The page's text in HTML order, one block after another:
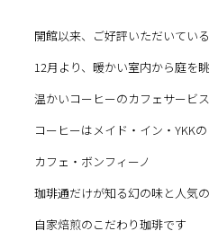
開館以来、ご好評いただいてい
12月より、暖かい室内から庭を
温かいコーヒーのカフェサービ
コーヒーはメイド・イン・YKKの
カフェ・ボンフィーノ
珈琲通だけが知る幻の味と人気の
自家焙煎のこだわり珈琲です